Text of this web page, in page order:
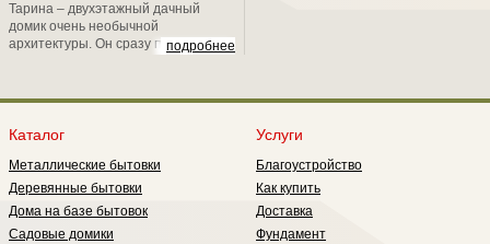
подробнее
Тарина – двухэтажный дачный
домик очень необычной
архитектуры. Он сразу привлекает
которое обеспечивает практически
очень практичен: вы наверняка
комфортную температуру в
помещениях первого этажа,
самым жарким летом.
Каталог
Металлические бытовки
Деревянные бытовки
Дома на базе бытовок
Садовые домики
Услуги
Благоустройство
Как купить
Доставка
Фундамент